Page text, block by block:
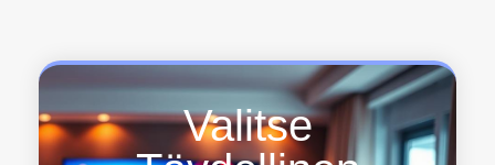
Valitse